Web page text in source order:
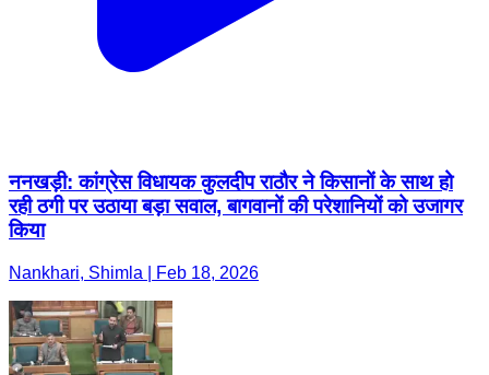
ननखड़ी: कांग्रेस विधायक कुलदीप राठौर ने किसानों के साथ हो
रही ठगी पर उठाया बड़ा सवाल, बागवानों की परेशानियों को उजागर
किया
Nankhari, Shimla | Feb 18, 2026